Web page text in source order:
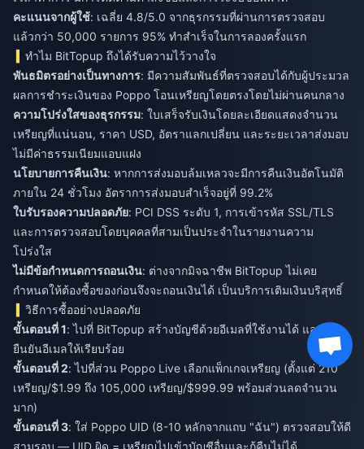
คะแนนจากผู้ใช้: เฉลี่ย 4.8/5.0 จากธุรกรรมที่ผ่านการตรวจสอบ
แล้วกว่า 50,000 รายการ 95% ทำสำเร็จในการลองครั้งแรก
ทำไม BitTopup ถึงได้รับความไว้วางใจ
พันธมิตรอย่างเป็นทางการ: มีความสัมพันธ์ที่ตรวจสอบได้กับผู้ประมวล
ผลการชำระเงินของ Poppo โอนเหรียญโดยตรงโดยไม่ผ่านคนกลาง
ความโปร่งใสของธุรกรรม: ใบเสร็จรับเงินโดยละเอียดแสดงจำนวน
เหรียญที่แน่นอน, ราคา USD, อัตราแลกเปลี่ยน และระยะเวลาส่งมอบ
ไม่มีค่าธรรมเนียมแอบแฝง
นโยบายการคืนเงิน: หากการส่งมอบล้มเหลวจะมีการคืนเงินอัตโนมัติ
ภายใน 24 ชั่วโมง อัตราการส่งมอบสำเร็จอยู่ที่ 99.2%
ใบรับรองความปลอดภัย: PCI DSS ระดับ 1, การเข้ารหัส SSL/TLS
และการตรวจสอบโดยบุคคลที่สามเป็นประจำในรายงานความ
โปร่งใส
ไม่มีข้อกำหนดการถอนเงิน: ต่างจากมิจฉาชีพ BitTopup ไม่เคย
กำหนดให้ต้องซื้อของก่อนจึงจะถอนเงินได้ เป็นบริการเติมเงินบริสุทธิ์
วิธีการซื้ออย่างปลอดภัย
ขั้นตอนที่ 1: ไปที่ BitTopup สร้างบัญชีด้วยอีเมลที่ใช้งานได้ และ
ยืนยันอีเมลให้เรียบร้อย
ขั้นตอนที่ 2: ไปที่ส่วน Poppo Live เลือกแพ็กเกจเหรียญ (ตั้งแต่ 210
เหรียญ/$1.99 ถึง 105,000 เหรียญ/$999.99 พร้อมส่วนลดจำนวน
มาก)
ขั้นตอนที่ 3: ใส่ Poppo UID (8-10 หลักจากแถบ "ฉัน") ตรวจสอบให้ดี
สามรอบ — UID ผิด = เหรียญไปเข้าบัญชีอื่นและกู้คืนไม่ได้